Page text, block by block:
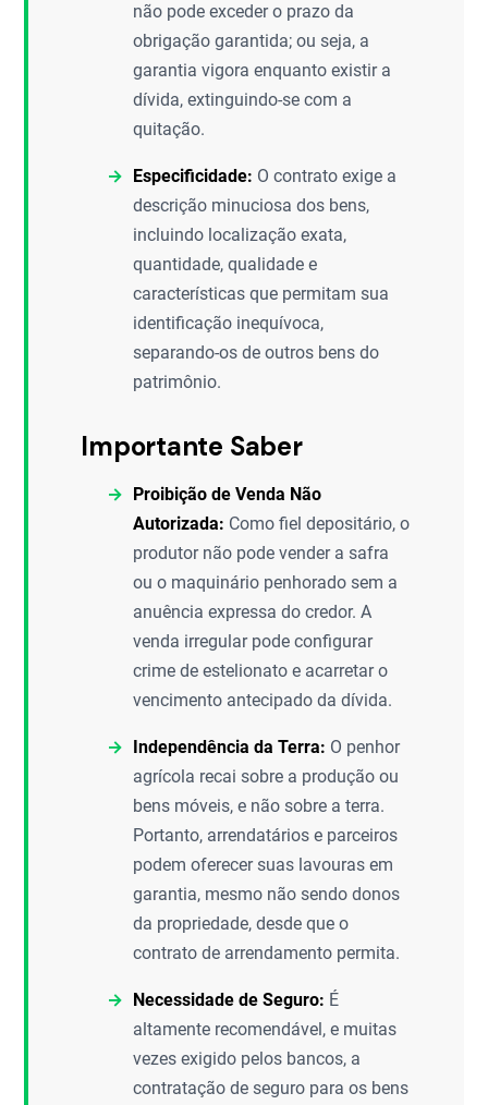
não pode exceder o prazo da
obrigação garantida; ou seja, a
garantia vigora enquanto existir a
dívida, extinguindo-se com a
quitação.
Especificidade: O contrato exige a
descrição minuciosa dos bens,
incluindo localização exata,
quantidade, qualidade e
características que permitam sua
identificação inequívoca,
separando-os de outros bens do
patrimônio.
Importante Saber
Proibição de Venda Não
Autorizada: Como fiel depositário, o
produtor não pode vender a safra
ou o maquinário penhorado sem a
anuência expressa do credor. A
venda irregular pode configurar
crime de estelionato e acarretar o
vencimento antecipado da dívida.
Independência da Terra: O penhor
agrícola recai sobre a produção ou
bens móveis, e não sobre a terra.
Portanto, arrendatários e parceiros
podem oferecer suas lavouras em
garantia, mesmo não sendo donos
da propriedade, desde que o
contrato de arrendamento permita.
Necessidade de Seguro: É
altamente recomendável, e muitas
vezes exigido pelos bancos, a
contratação de seguro para os bens